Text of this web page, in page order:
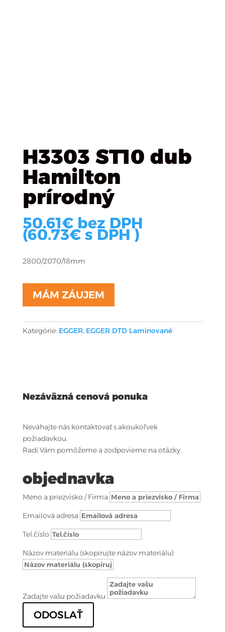
H3303 ST10 dub
Hamilton
prírodný
50.61€ bez DPH
(60.73€s DPH )
2800/2070/18mm
MÁM ZÁUJEM
Kategórie: EGGER, EGGER DTD Laminované
Nezáväzná cenová ponuka
Neváhajte nás kontaktovať s akoukoľvek
požiadavkou.
Radi Vám pomôžeme a zodpovieme na otázky.
objednavka
Meno a priezvisko / Firma
Emailová adresa
Tel.číslo
Názov materiálu (skopírujte názov materiálu)
Zadajte vašu požiadavku
ODOSLAŤ